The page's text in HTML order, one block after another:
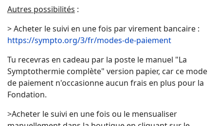
Autres possibilités :
> Acheter le suivi en une fois par virement bancaire :
https://sympto.org/3/fr/modes-de-paiement
Tu recevras en cadeau par la poste le manuel "La
Symptothermie complète" version papier, car ce mode
de paiement n'occasionne aucun frais en plus pour la
Fondation.
>Acheter le suivi en une fois ou le mensualiser